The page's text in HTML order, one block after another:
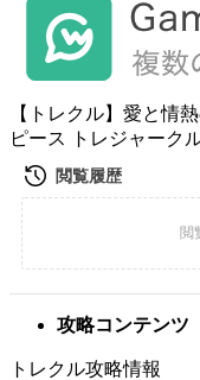
【トレクル】愛と情
ピース トレジャーク
攻略コンテンツ
トレクル攻略情報